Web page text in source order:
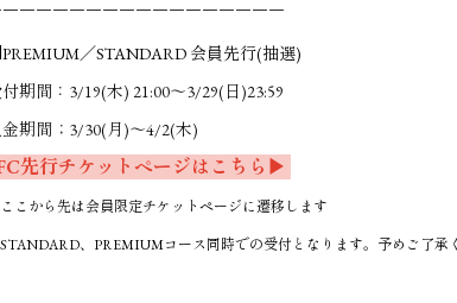
￣￣￣￣￣￣￣￣￣￣￣￣￣￣￣￣
／STANDARD 会員先行(抽選)
期間：3/19(木) 21:00～3/29(日)23:59
金期間；3/30(月)〜4/2(木)
先行チケットページはこちら▶
こから先は会員限定チケットページに遷移します
、PREMIUMコース同時での受付となります。予めご了承